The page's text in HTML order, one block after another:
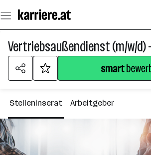
Seiteninhalt
springen
Stelleninserat Arbeitgeber